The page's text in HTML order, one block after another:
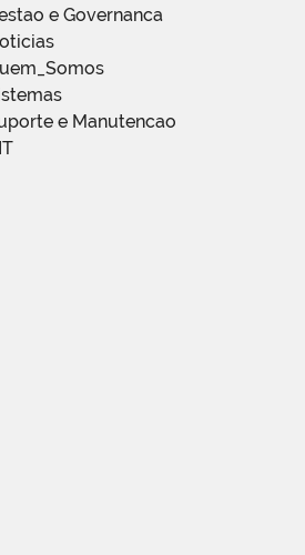
e Governanca
e Manutencao